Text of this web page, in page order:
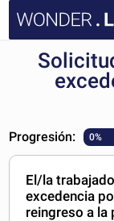
INICIO
FAQ
MI CUENTA
Progresión: 0%
El/la
excedencia
reingreso a la